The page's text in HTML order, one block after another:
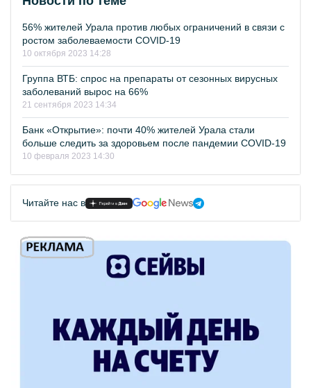
56% жителей Урала против любых ограничений в связи с
ростом заболеваемости COVID-19
10 октября 2023 14:28
Группа ВТБ: спрос на препараты от сезонных вирусных
заболеваний вырос на 66%
21 сентября 2023 14:34
Банк «Открытие»: почти 40% жителей Урала стали
больше следить за здоровьем после пандемии COVID-19
10 февраля 2023 14:30
Читайте нас в